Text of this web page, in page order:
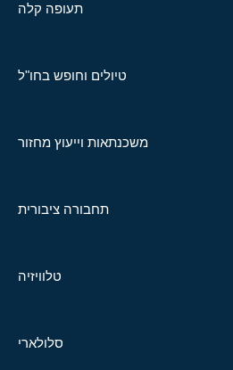
תעופה קלה
טיולים וחופש בחו"ל
משכנתאות וייעוץ מחזור
תחבורה ציבורית
טלוויזיה
סלולארי